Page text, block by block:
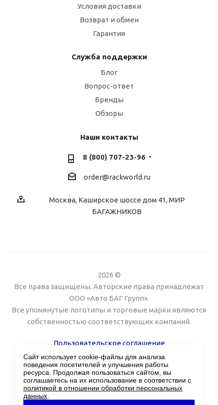
Условия доставки
Возврат и обмен
Гарантия
Служба поддержки
Блог
Вопрос-ответ
Бренды
Обзоры
Наши контакты
8 (800) 707-23-96
order@rackworld.ru
Москва, Каширское шоссе дом 41, МИР
БАГАЖНИКОВ
2026 ©
Все права защищены. Авторские права принадлежат
ООО «Авто БАГ Групп».
Все упомянутые логотипы и торговые марки являются
собственностью соответствующих компаний.
Пользовательское соглашение
Поддержка сайта Twin px
Сайт использует cookie-файлы для анализа
поведения посетителей и улучшения работы
ресурса. Продолжая пользоваться сайтом, вы
соглашаетесь на их использование в соответствии с
политикой в отношении обработки персональных
данных